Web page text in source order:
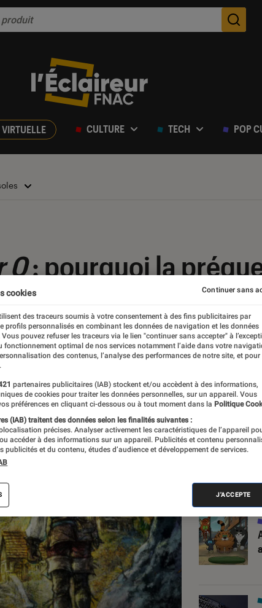
CULTURE TECH POP
0: pourquoi la
t-elle autant
Les plus
cookies
des traceurs soumis à votre consentement à des fins publicitaires par
profils personnalisés en combinant les données de navigation et les données
pouvez refuser les traceurs via le lien "continuer sans accepter" à
fonctionnement optimal de nos services notamment l’aide dans votre
des contenus, l’analyse des performances de notre site, et pour
partenaires publicitaires (IAB) stockent et/ou accèdent à des informations,
de cookies pour traiter les données personnelles, sur un appareil. Vous
préférences en cliquant ci-dessous ou à tout moment dans la Politique
(IAB) traitent des données selon les finalités suivantes :
précises. Analyser activement les caractéristiques de l’appareil
accéder à des informations sur un appareil. Publicités et contenu
publicités et du contenu, études d’audience et développement de services.
J'ACCEPTE
Continuer sans